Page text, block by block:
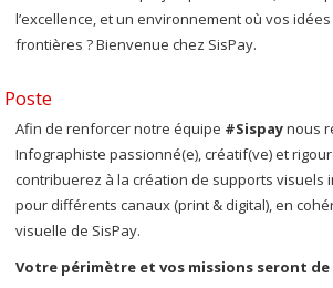
l’excellence, et un environnement où vos
frontières ? Bienvenue chez SisPay.
Poste
Afin de renforcer notre équipe #Sispaynous
Infographiste passionné(e), créatif(ve) et
contribuerez à la création de supports visuels
pour différents canaux (print & digital), en
visuelle de SisPay.
Votre périmètre et vos missions seront de